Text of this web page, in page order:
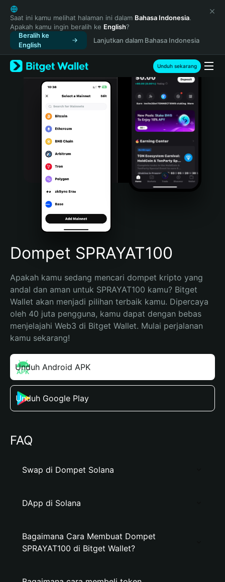
English
日本語
Tiếng Việt
Русский
Español (Latinoamérica)
Türkçe
Italiano
Português (Portugal)
Bahasa Indonesia
Português (Brasil)
Español (Argentina)
Saat ini kamu melihat halaman ini dalam Bahasa Indonesia.
Apakah kamu ingin beralih ke English?
Beralih ke
English
Lanjutkan dalam Bahasa Indonesia
Unduh sekarang
Dompet SPRAYAT100
Apakah kamu sedang mencari dompet kripto yang
andal dan aman untuk SPRAYAT100 kamu? Bitget
Wallet akan menjadi pilihan terbaik kamu. Dipercaya
oleh 40 juta pengguna, kamu dapat dengan bebas
menjelajahi Web3 di Bitget Wallet. Mulai perjalanan
kamu sekarang!
Unduh Android APK
Unduh Google Play
FAQ
Swap di Dompet Solana
DApp di Solana
Bagaimana Cara Membuat Dompet
SPRAYAT100 di Bitget Wallet?